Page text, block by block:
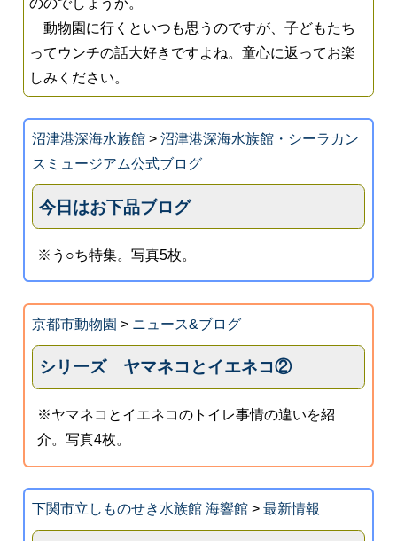
動物園に行くといつも思うのですが、子どもたち
ってウンチの話大好きですよね。童心に返ってお楽
しみください。
沼津港深海水族館> 沼津港深海水族館・シーラカン
スミュージアム公式ブログ
今日はお下品ブログ
※う○ち特集。写真5枚。
京都市動物園 > ニュース&ブログ
シリーズ ヤマネコとイエネコ②
※ヤマネコとイエネコのトイレ事情の違いを紹
介。写真4枚。
下関市立しものせき水族館 海響館> 最新情報